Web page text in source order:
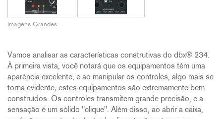
Imagens Grandes
Vamos analisar as características construtivas do dbx® 234.
À primeira vista, você notará que os equipamentos têm uma
aparência excelente, e ao manipular os controles, algo mais se
torna evidente; estes equipamentos são extremamente bem
construídos. Os controles transmitem grande precisão, e a
sensação é um sólido "clique". Além disso, ao abrir a caixa,